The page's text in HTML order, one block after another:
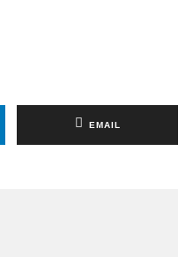
EMAIL